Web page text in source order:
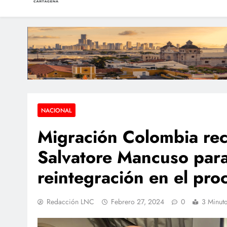
Dos sobrevivientes
Hallan a una
LAS NOTICIAS CARTAGENA
Periodismo e Investigación
NACIONAL
Migración Colombia
Salvatore Mancuso
reintegración en el
Redacción LNC Febrero 27, 2024 0 3